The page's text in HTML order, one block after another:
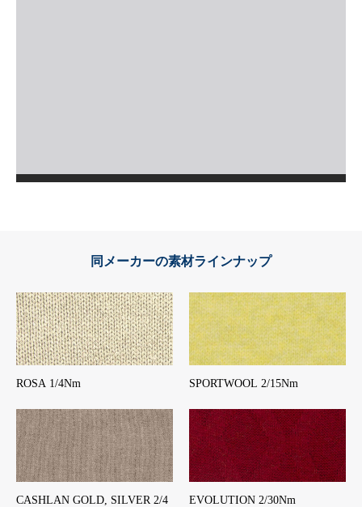
同メーカーの素材ラインナップ
ROSA 1/4Nm SPORTWOOL 2/15Nm
CASHLAN GOLD, SILVER 2/4
EVOLUTION 2/30Nm